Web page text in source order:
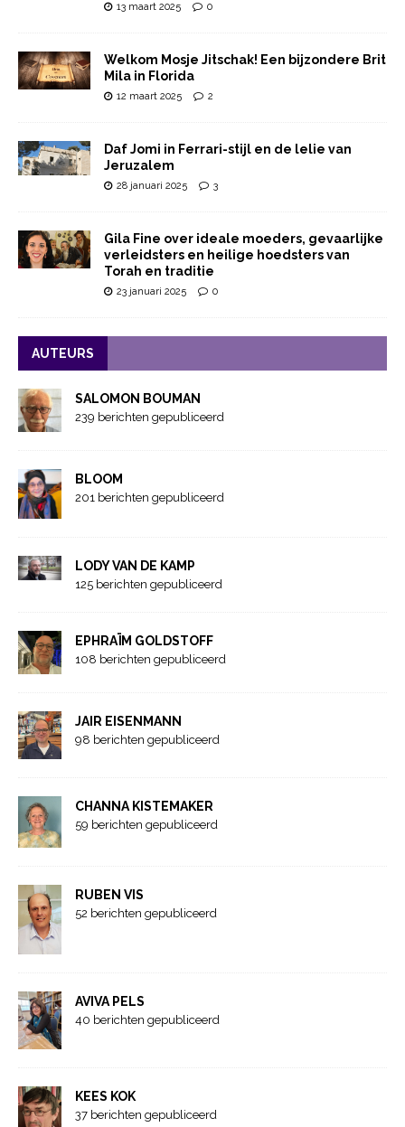
13 maart 2025 0
Welkom Mosje Jitschak! Een bijzondere Brit
Mila in Florida
12 maart 2025 2
Daf Jomi in Ferrari-stijl en de lelie van
Jeruzalem
28 januari 2025 3
Gila Fine over ideale moeders, gevaarlijke
verleidsters en heilige hoedsters van
Torah en traditie
23 januari 2025 0
AUTEURS
SALOMON BOUMAN
239 berichten gepubliceerd
BLOOM
201 berichten gepubliceerd
LODY VAN DE KAMP
125 berichten gepubliceerd
EPHRAÏM GOLDSTOFF
108 berichten gepubliceerd
JAIR EISENMANN
98 berichten gepubliceerd
CHANNA KISTEMAKER
59 berichten gepubliceerd
RUBEN VIS
52 berichten gepubliceerd
AVIVA PELS
40 berichten gepubliceerd
KEES KOK
37 berichten gepubliceerd